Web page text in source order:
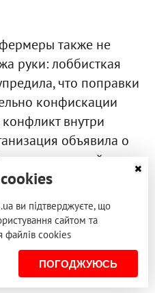
также не
руки: лоббисткая
что поправки
конфискации
конфликт внутри
объявила о
международной
иностранных
частной
Представители
что ЮАР может
Зимбабве и
ви підтверджуєте, що
сайтом та
файлів cookies
ПОГОДЖУЮСЬ